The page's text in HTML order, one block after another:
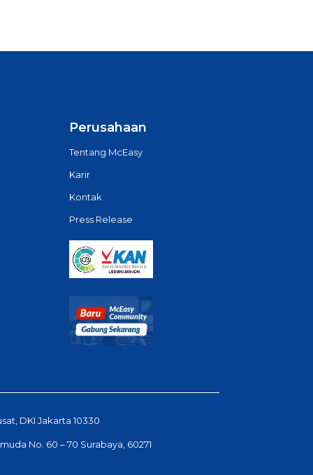
Perusahaan
Tentang McEasy
Karir
Kontak
Press Release
DKI Jakarta 10330
No. 60 – 70 Surabaya, 60271